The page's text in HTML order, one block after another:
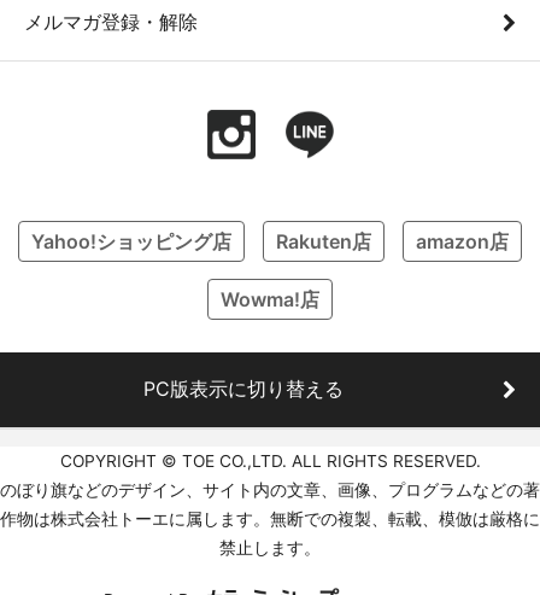
メルマガ登録・解除
Yahoo!ショッピング店 Rakuten店 amazon店
Wowma!店
PC版表示に切り替える
COPYRIGHT © TOE CO.,LTD. ALL RIGHTS RESERVED.
のぼり旗などのデザイン、サイト内の文章、画像、プログラムなどの著
作物は株式会社トーエに属します。無断での複製、転載、模倣は厳格に
禁止します。